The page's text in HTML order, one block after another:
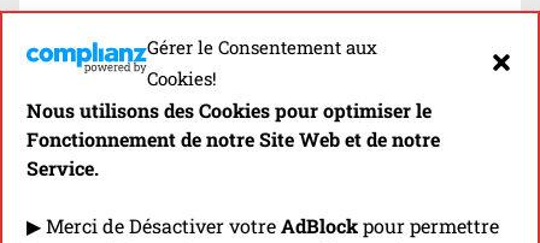
Gérer le Consentement aux
Cookies!
Nous utilisons des Cookies pour optimiser le
Fonctionnement de notre Site Web et de notre
Service.
▶ Merci de Désactiver votreAdBlockpour permettre
1200, la 1ere frontale de trail commercialisée par
Raidlight!
Découvrir